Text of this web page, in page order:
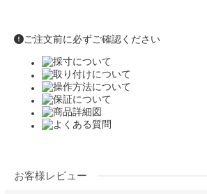
ご注文前に必ずご確認ください
お客様レビュー